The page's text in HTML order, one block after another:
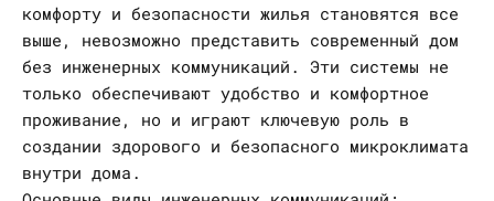
комфорту и безопасности жилья становятся все
выше, невозможно представить современный дом
без инженерных коммуникаций. Эти системы не
только обеспечивают удобство и комфортное
проживание, но и играют ключевую роль в
создании здорового и безопасного микроклимата
внутри дома.